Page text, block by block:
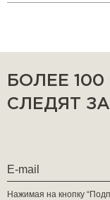
БОЛЕЕ
СЛЕДЯТ
Нажимая на кнопку